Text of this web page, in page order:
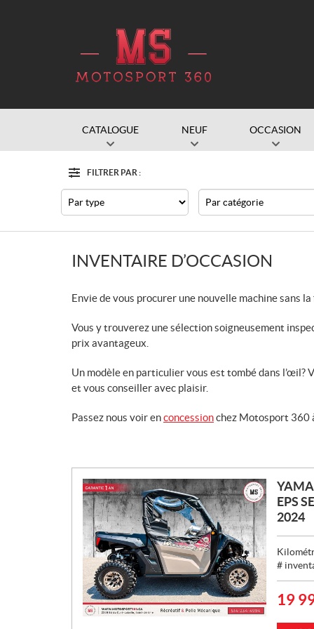
CATALOGUE NEUF OCCASION
FILTRER PAR :
Filtre
INVENTAIRE D’OCCASION
Envie de vous procurer une nouvelle machine sans
Vous y trouverez une sélection soigneusement
prix avantageux.
Un modèle en particulier vous est tombé dans l’œil?
et vous conseiller avec plaisir.
Passez nous voir enconcessionchez Motosport 360
EPS
2024
#
P
19